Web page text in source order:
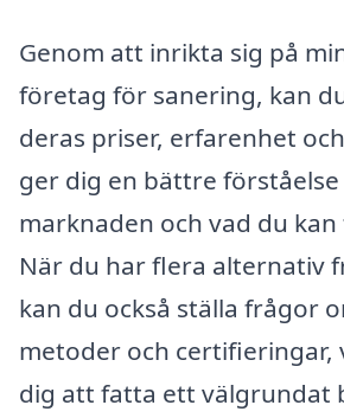
Genom att inrikta sig på
företag för sanering, kan
deras priser, erfarenhet
ger dig en bättre
marknaden och vad du
När du har flera alternativ
kan du också ställa frågor
metoder och certifieringar,
dig att fatta ett välgrundat